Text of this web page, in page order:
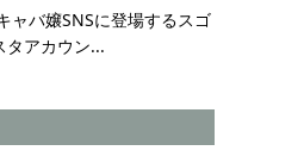
ャバ嬢SNSに登場するスゴ
タアカウン...